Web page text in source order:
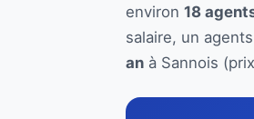
environ 18
salaire, un
an à Sannois